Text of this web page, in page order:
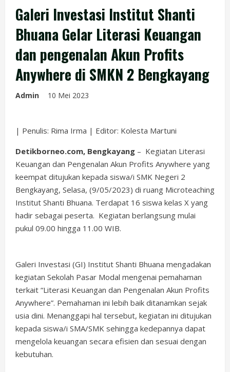
Galeri Investasi Institut Shanti
Bhuana Gelar Literasi Keuangan
dan pengenalan Akun Profits
Anywhere di SMKN 2 Bengkayang
Admin 10 Mei 2023
| Penulis: Rima Irma | Editor: Kolesta Martuni
Detikborneo.com, Bengkayang – Kegiatan Literasi
Keuangan dan Pengenalan Akun Profits Anywhere yang
keempat ditujukan kepada siswa/i SMK Negeri 2
Bengkayang, Selasa, (9/05/2023) di ruang Microteaching
Institut Shanti Bhuana. Terdapat 16 siswa kelas X yang
hadir sebagai peserta. Kegiatan berlangsung mulai
pukul 09.00 hingga 11.00 WIB.
Galeri Investasi (GI) Institut Shanti Bhuana mengadakan
kegiatan Sekolah Pasar Modal mengenai pemahaman
terkait “Literasi Keuangan dan Pengenalan Akun Profits
Anywhere”. Pemahaman ini lebih baik ditanamkan sejak
usia dini. Menanggapi hal tersebut, kegiatan ini ditujukan
kepada siswa/i SMA/SMK sehingga kedepannya dapat
mengelola keuangan secara efisien dan sesuai dengan
kebutuhan.